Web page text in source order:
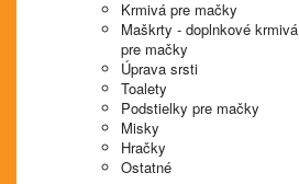
Krmivá pre mačky
Maškrty - doplnkové krmivá
pre mačky
Úprava srsti
Toalety
Podstielky pre mačky
Misky
Hračky
Ostatné